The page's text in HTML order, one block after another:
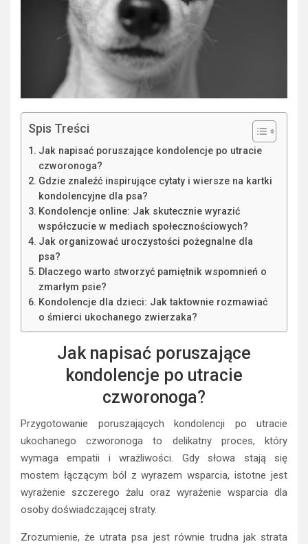
Spis Treści
Jak napisać poruszające kondolencje po utracie
czworonoga?
Gdzie znaleźć inspirujące cytaty i wiersze na kartki
kondolencyjne dla psa?
Kondolencje online: Jak skutecznie wyrazić
współczucie w mediach społecznościowych?
Jak organizować uroczystości pożegnalne dla
psa?
Dlaczego warto stworzyć pamiętnik wspomnień o
zmarłym psie?
Kondolencje dla dzieci: Jak taktownie rozmawiać
o śmierci ukochanego zwierzaka?
Jak napisać poruszające
kondolencje po utracie
czworonoga?
Przygotowanie poruszających kondolencji po utracie
ukochanego czworonoga to delikatny proces, który
wymaga empatii i wrażliwości. Gdy słowa stają się
mostem łączącym ból z wyrazem wsparcia, istotne jest
wyrażenie szczerego żalu oraz wyrażenie wsparcia dla
osoby doświadczającej straty.
Zrozumienie, że utrata psa jest równie trudna jak strata